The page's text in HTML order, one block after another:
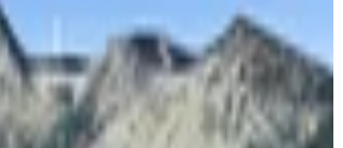
Satılık Şehir Ve Baraj
Villalık Arsa
Onikişubat
·1.684/m²· 22.06.2026